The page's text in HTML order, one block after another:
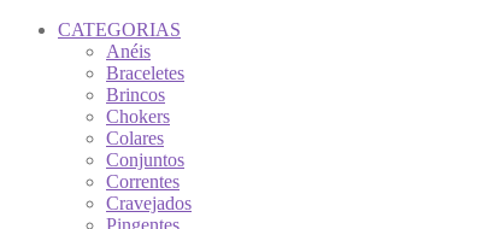
CATEGORIAS
Anéis
Braceletes
Brincos
Chokers
Colares
Conjuntos
Correntes
Cravejados
Pingentes